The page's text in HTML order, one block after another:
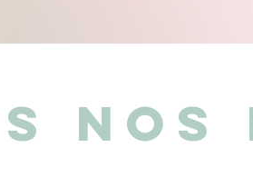
nos